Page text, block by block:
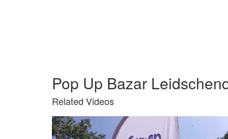
Pop Up Bazar
Related Videos